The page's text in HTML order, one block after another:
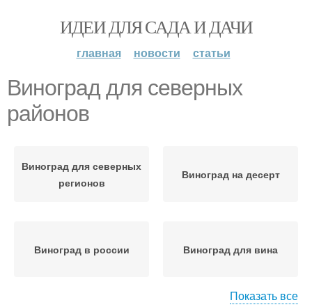
ИДЕИ ДЛЯ САДА И ДАЧИ
главная новости статьи
Виноград для северных
районов
Виноград для северных
регионов
Виноград на десерт
Виноград в россии Виноград для вина
Показать все